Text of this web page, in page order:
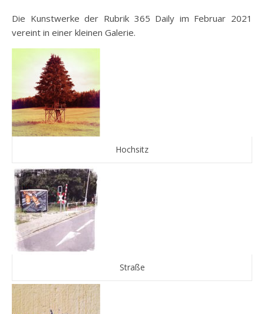
Die Kunstwerke der Rubrik 365 Daily im Februar 2021
vereint in einer kleinen Galerie.
Hochsitz
Straße